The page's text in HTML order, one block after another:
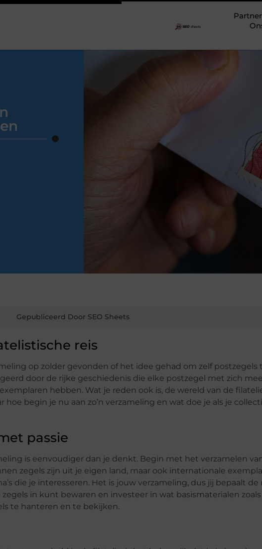
Gepubliceerd Door SEO Sheets
reis
op zolder gevonden of het idee gehad om zelf postzegels
door de rijke geschiedenis die elke postzegel met zich
hebben. Wat je reden ook is, de wereld van de
begin je nu aan zo’n verzameling en wat doe je als je
passie
is eenvoudiger dan je denkt. Begin met het verzamelen
zegels zijn uit je eigen land, maar ook internationale
die je interesseren. Het is jouw verzameling, dus jij bepaalt de
in kunt bewaren en investeer in wat basismaterialen zoals
te hanteren en te bekijken.